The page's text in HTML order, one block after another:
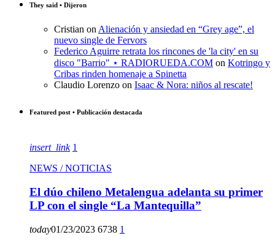
They said • Dijeron
Cristian on Alienación y ansiedad en “Grey age”, el
nuevo single de Fervors
Federico Aguirre retrata los rincones de 'la city' en su
disco "Barrio" ⋆ RADIORUEDA.COM on Kotringo y
Cribas rinden homenaje a Spinetta
Claudio Lorenzo on Isaac & Nora: niños al rescate!
Featured post • Publicación destacada
insert_link 1
NEWS / NOTICIAS
El dúo chileno Metalengua adelanta su primer
LP con el single “La Mantequilla”
today01/23/2023 6738 1